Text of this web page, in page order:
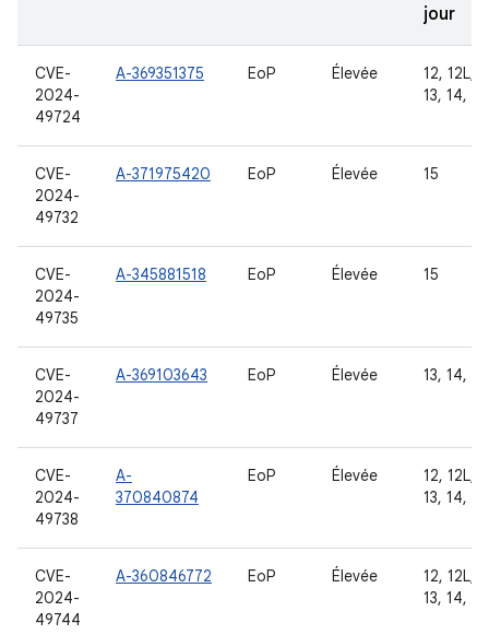
jour
CVE-
2024-
49724
A-369351375 EoP Élevée
12, 12L,
13, 14, 15
CVE-
2024-
49732
A-371975420 EoP Élevée 15
CVE-
2024-
49735
A-345881518 EoP Élevée 15
CVE-
2024-
49737
A-369103643 EoP Élevée 13, 14, 15
CVE-
2024-
49738
A-
370840874
EoP Élevée
12, 12L,
13, 14, 15
CVE-
2024-
49744
A-360846772 EoP Élevée
12, 12L,
13, 14, 15